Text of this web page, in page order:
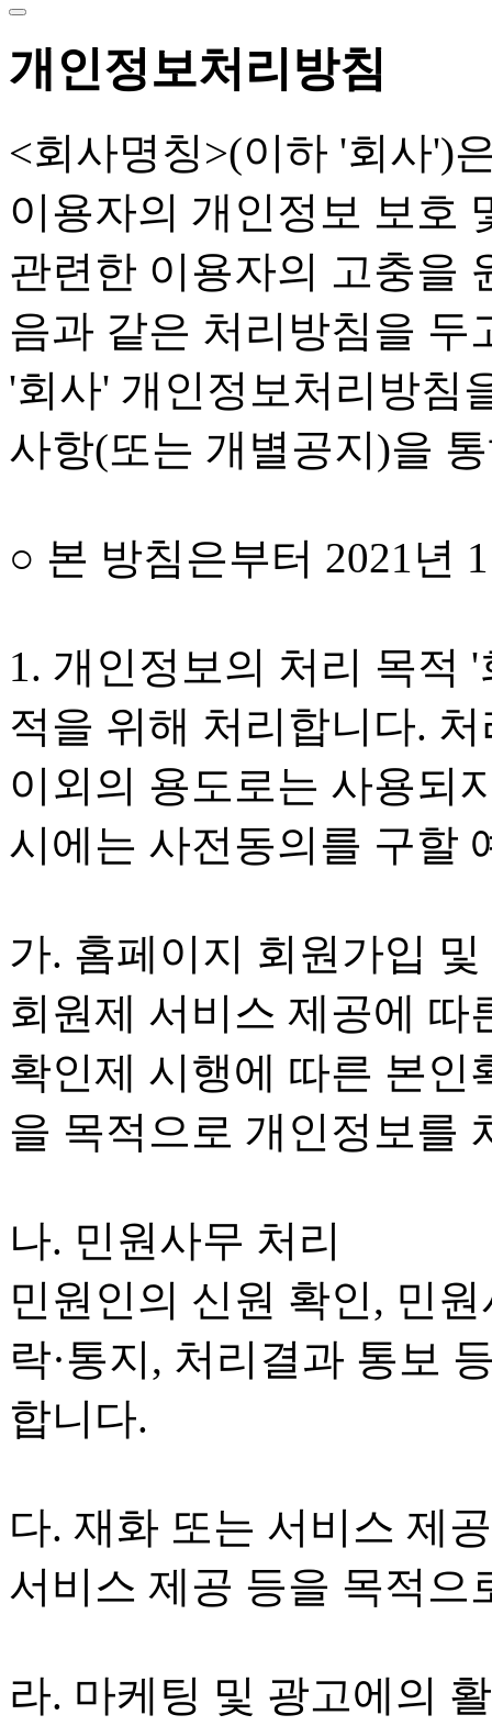
개인정보처리방침
<회사명칭>(이하 '회사')
이용자의 개인정보 보호
관련한 이용자의 고충을
음과 같은 처리방침을 두
'회사' 개인정보처리방침
사항(또는 개별공지)을
○ 본 방침은부터 2021년
1. 개인정보의 처리 목적
적을 위해 처리합니다.
이외의 용도로는 사용되
시에는 사전동의를 구할
가. 홈페이지 회원가입
회원제 서비스 제공에 따
확인제 시행에 따른 본인
을 목적으로 개인정보를
나. 민원사무 처리
민원인의 신원 확인, 민
락·통지, 처리결과 통보
합니다.
다. 재화 또는 서비스 제공
서비스 제공 등을 목적으
라. 마케팅 및 광고에의